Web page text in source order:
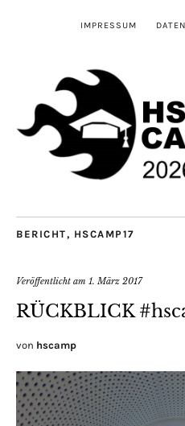
IMPRESSUM
BERICHT, HSCAMP17
Veröffentlicht am 1. März 2017
RÜCKBLICK
von hscamp